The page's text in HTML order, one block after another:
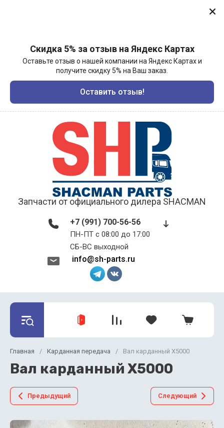
Скидка 5% за отзыв на Яндекс Картах
Оставьте отзыв о нашей компании на Яндекс Картах и
получите скидку 5% на Ваш заказ.
Оставить отзыв!
Запчасти от официального дилера SHACMAN
+7 (991) 700-56-56
ПН-ПТ с 08:00 до 17:00 ​​​​​​​
СБ-ВС выходной
info@sh-parts.ru
Главная / Карданная передача / Вал карданный X5000
Вал карданный X5000
Предыдущий Следующий